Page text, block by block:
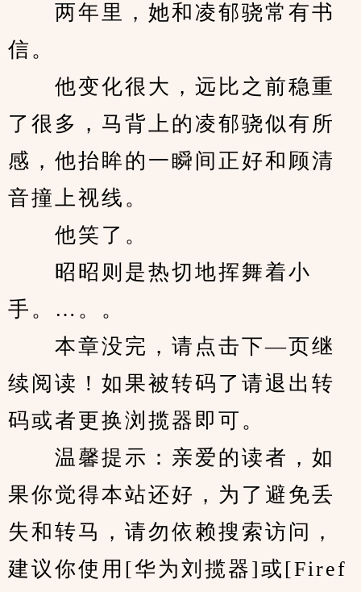
两年里，她和凌郁骁常有书
信。
他变化很大，远比之前稳重
了很多，马背上的凌郁骁似有所
感，他抬眸的一瞬间正好和顾清
音撞上视线。
他笑了。
昭昭则是热切地挥舞着小
手。…。。
本章没完，请点击下—页继
续阅读！如果被转码了请退出转
码或者更换浏揽器即可。
温馨提示：亲爱的读者，如
果你觉得本站还好，为了避免丢
失和转马，请勿依赖搜索访问，
建议你使用[华为刘揽器]或[Firef